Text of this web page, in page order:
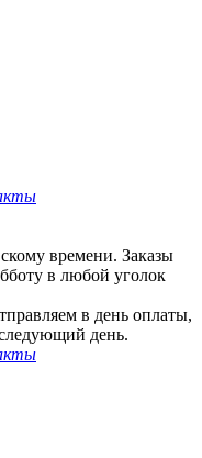
времени. Заказы
в любой уголок
в день оплаты,
день.